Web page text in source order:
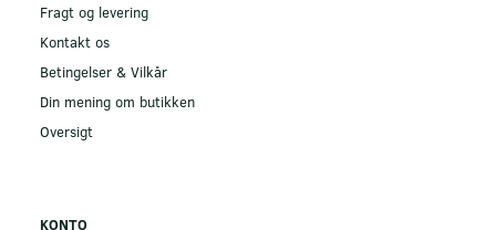
Fragt og levering
Kontakt os
Betingelser & Vilkår
Din mening om butikken
Oversigt
KONTO